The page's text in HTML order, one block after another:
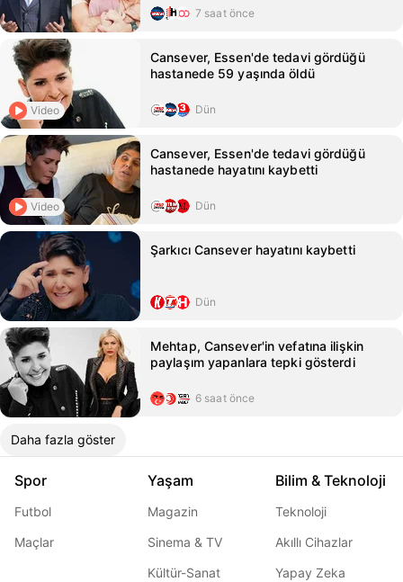
7 saat önce
Video
Cansever, Essen'de tedavi gördüğü
hastanede 59 yaşında öldü
Dün
Video
Cansever, Essen'de tedavi gördüğü
hastanede hayatını kaybetti
Dün
Şarkıcı Cansever hayatını kaybetti
Dün
Mehtap, Cansever'in vefatına ilişkin
paylaşım yapanlara tepki gösterdi
6 saat önce
Daha fazla göster
Spor
Futbol
Maçlar
Yaşam
Magazin
Sinema & TV
Kültür-Sanat
Bilim & Teknoloji
Teknoloji
Akıllı Cihazlar
Yapay Zeka